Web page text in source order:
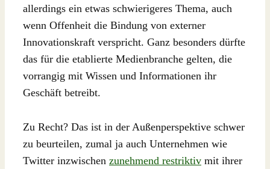
allerdings ein etwas schwierigeres Thema, auch
wenn Offenheit die Bindung von externer
Innovationskraft verspricht. Ganz besonders dürfte
das für die etablierte Medienbranche gelten, die
vorrangig mit Wissen und Informationen ihr
Geschäft betreibt.
Zu Recht? Das ist in der Außenperspektive schwer
zu beurteilen, zumal ja auch Unternehmen wie
Twitter inzwischen zunehmend restriktiv mit ihrer